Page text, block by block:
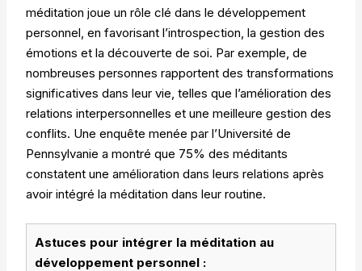
méditation joue un rôle clé dans le développement
personnel, en favorisant l’introspection, la gestion des
émotions et la découverte de soi. Par exemple, de
nombreuses personnes rapportent des transformations
significatives dans leur vie, telles que l’amélioration des
relations interpersonnelles et une meilleure gestion des
conflits. Une enquête menée par l’Université de
Pennsylvanie a montré que 75% des méditants
constatent une amélioration dans leurs relations après
avoir intégré la méditation dans leur routine.
Astuces pour intégrer la méditation au
développement personnel :